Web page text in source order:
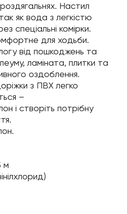
Настил
як вода з легкістю
спеціальні комірки.
для ходьби.
від пошкоджень та
ламіната, плитки та
оздоблення.
з ПВХ легко
–
і створіть потрібну
м